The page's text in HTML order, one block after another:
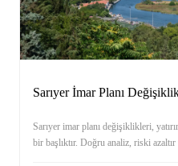
Sarıyer İmar Planı
Sarıyer imar planı değişiklikleri,
bir başlıktır. Doğru analiz, riski azaltır